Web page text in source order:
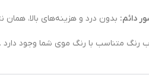
دائم: بدون درد و هزینه‌های بالا، همان
رنگ متناسب با رنگ موی شما وجود دارد .